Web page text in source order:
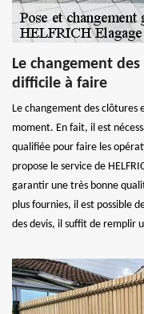
Le changement
difficile à faire
Le changement des
moment. En fait, il est
qualifiée pour faire les
propose le service de
garantir une très bonne
plus fournies, il est possible
des devis, il suffit de remplir